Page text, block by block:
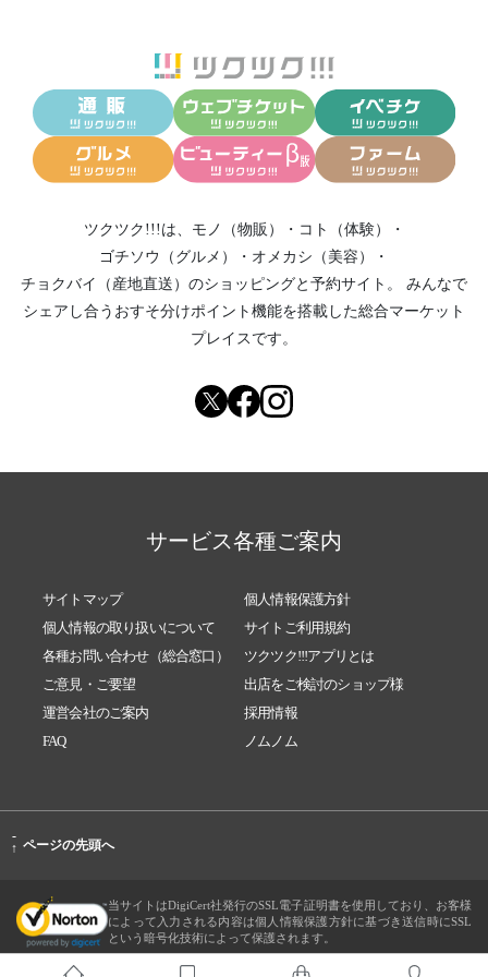
ツクツク!!!は、 モノ（物販） ・ コト（体験）
・
ゴチソウ（グルメ）
・ オメカシ（美容）
・
チョクバイ（産地直送） のショッピングと予約サイト。
みんなで
シェアし合う おすそ分けポイント機能を搭載した総合マーケット
プレイスです。
サービス各種ご案内
サイトマップ
個人情報保護方針
個人情報の取り扱いについて
サイトご利用規約
各種お問い合わせ（総合窓口）
ツクツク!!!アプリとは
ご意見・ご要望
出店をご検討のショップ様
運営会社のご案内
採用情報
FAQ
ノムノム
-
↑ ページの先頭へ
当サイトはDigiCert社発行のSSL電子証明書を使用しており、お客様
によって入力される内容は個人情報保護方針に基づき送信時にSSL
という暗号化技術によって保護されます。